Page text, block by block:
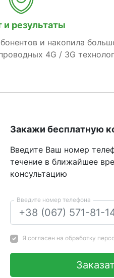
результаты
и накопила
4G / 3G
Закажи бесплатную
Введите Ваш номер
течение в ближайшее
консультацию
Введите номер телефона
Я согласен на обработку